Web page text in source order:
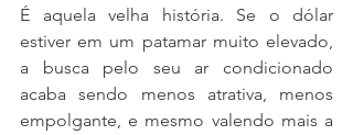
É aquela velha história. Se o dólar
estiver em um patamar muito elevado,
a busca pelo seu ar condicionado
acaba sendo menos atrativa, menos
empolgante, e mesmo valendo mais a